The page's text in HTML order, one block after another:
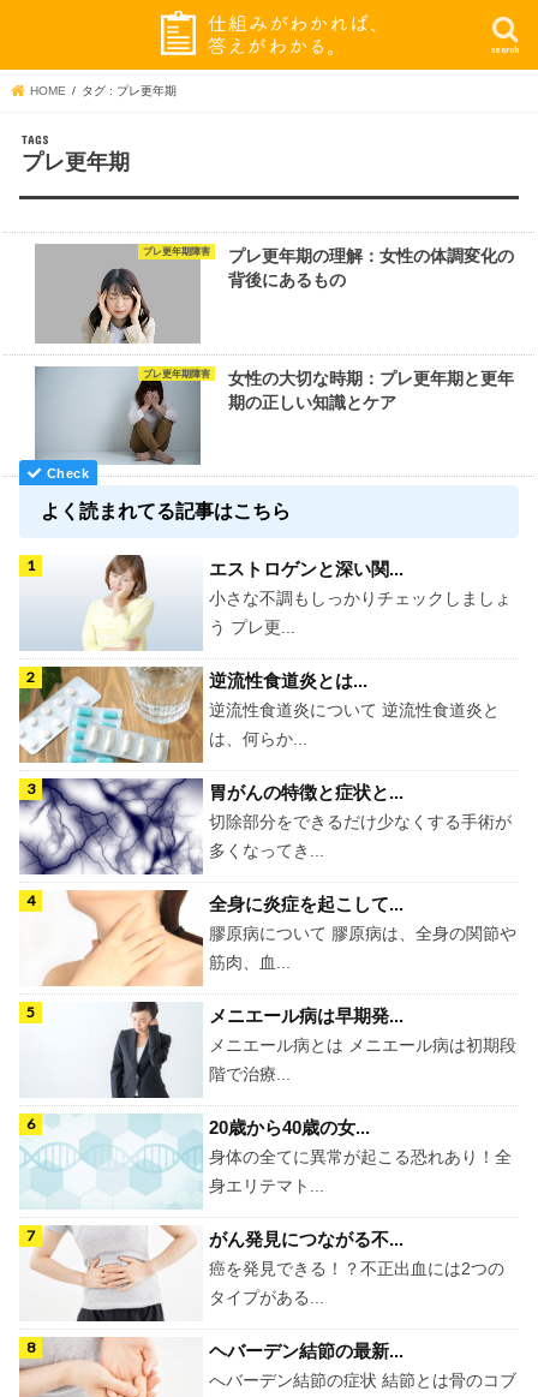
search
HOME タグ : プレ更年期
プレ更年期
プレ更年期障害
プレ更年期の理解：女性の体調変化の
背後にあるもの
プレ更年期障害
女性の大切な時期：プレ更年期と更年
期の正しい知識とケア
よく読まれてる記事はこちら
エストロゲンと深い関...
小さな不調もしっかりチェックしましょ
う プレ更...
逆流性食道炎とは...
逆流性食道炎について 逆流性食道炎と
は、何らか...
胃がんの特徴と症状と...
切除部分をできるだけ少なくする手術が
多くなってき...
全身に炎症を起こして...
膠原病について 膠原病は、全身の関節や
筋肉、血...
メニエール病は早期発...
メニエール病とは メニエール病は初期段
階で治療...
20歳から40歳の女...
身体の全てに異常が起こる恐れあり！全
身エリテマト...
がん発見につながる不...
癌を発見できる！？不正出血には2つの
タイプがある...
ヘバーデン結節の最新...
へバーデン結節の症状 結節とは骨のコブ